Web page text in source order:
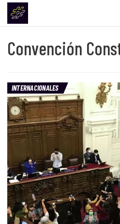
Convención
INTERNACIONALES